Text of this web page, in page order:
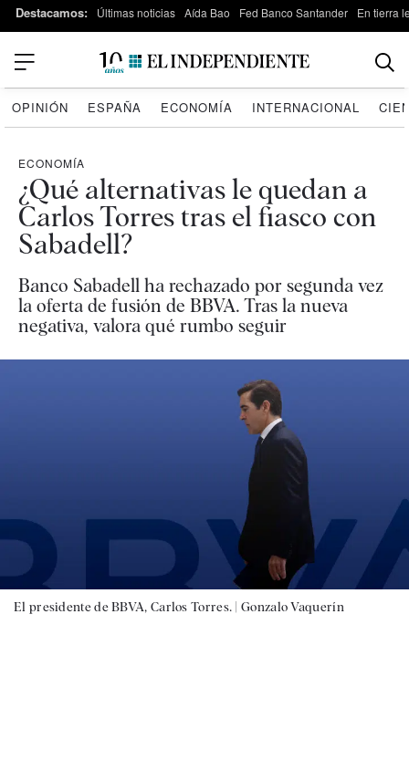
Destacamos: Últimas noticias Aída Bao Fed Banco Santander En tierra
OPINIÓN ESPAÑA ECONOMÍA INTERNACIONAL
ECONOMÍA
¿Qué alternativas le quedan a
Carlos Torres tras el fiasco con
Sabadell?
Banco Sabadell ha rechazado por segunda vez
la oferta de fusión de BBVA. Tras la nueva
negativa, valora qué rumbo seguir
El presidente de BBVA, Carlos Torres. |Gonzalo Vaquerín